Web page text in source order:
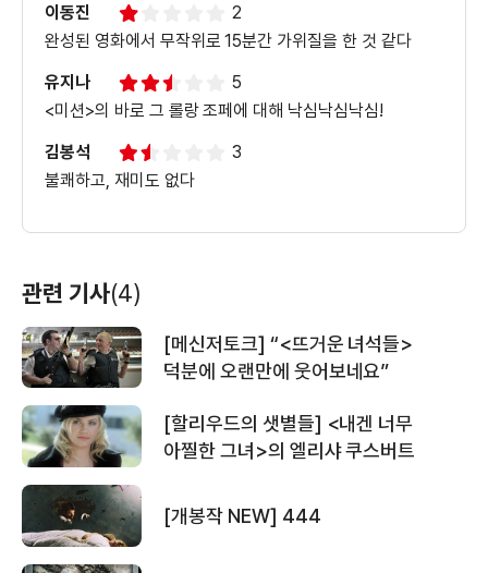
이동진
2
완성된 영화에서 무작위로 15분간 가위질을 한 것 같다
유지나
5
<미션>의 바로 그 롤랑 조페에 대해 낙심낙심낙심!
김봉석
3
불쾌하고, 재미도 없다
관련 기사(4)
[메신저토크] “<뜨거운 녀석들>
덕분에 오랜만에 웃어보네요”
[할리우드의 샛별들] <내겐 너무
아찔한 그녀>의 엘리샤 쿠스버트
[개봉작 NEW] 444